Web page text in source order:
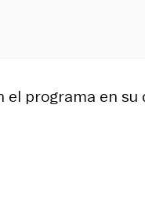
programa en su